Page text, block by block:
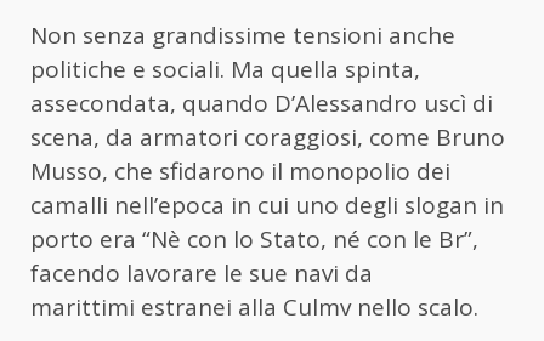
Non senza grandissime tensioni anche
politiche e sociali. Ma quella spinta,
assecondata, quando D’Alessandro uscì di
scena, da armatori coraggiosi, come Bruno
Musso, che sfidarono il monopolio dei
camalli nell’epoca in cui uno degli slogan in
porto era “Nè con lo Stato, né con le Br”,
facendo lavorare le sue navi da
marittimi estranei alla Culmv nello scalo.